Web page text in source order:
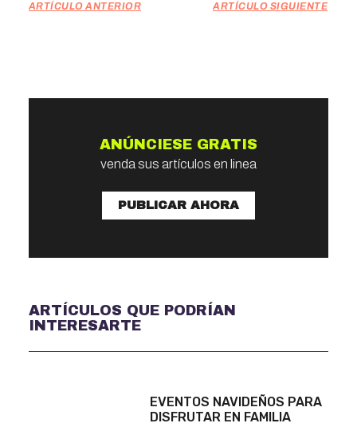
ARTÍCULO ANTERIOR ARTÍCULO SIGUIENTE
ANÚNCIESE GRATIS
venda sus artículos en linea
PUBLICAR AHORA
ARTÍCULOS QUE PODRÍAN
INTERESARTE
EVENTOS NAVIDEÑOS PARA
DISFRUTAR EN FAMILIA